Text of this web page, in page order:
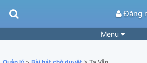
Đăng
Menu